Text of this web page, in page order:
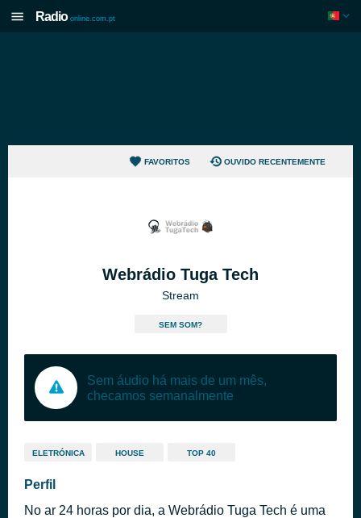
Radio online.com.pt
FAVORITOS OUVIDO RECENTEMENTE
Webrádio Tuga Tech
Stream
SEM SOM?
Sem áudio há mais de um mês,
checamos semanalmente
ELETRÓNICA HOUSE TOP 40
Perfil
No ar 24 horas por dia, a Webrádio Tuga Tech é uma